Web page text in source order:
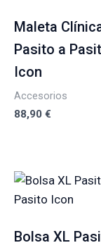
Maleta
Pasito a
Icon
Accesorios
88,90 €
Bolsa XL